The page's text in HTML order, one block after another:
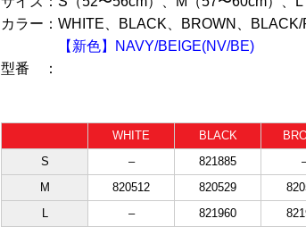
カラー： WHITE、BLACK、BROWN、BLACK/
【新色】NAVY/BEIGE(NV/BE)
型番 ：
WHITE BLACK
S
– 821885
M
820512 820529
L
– 821960